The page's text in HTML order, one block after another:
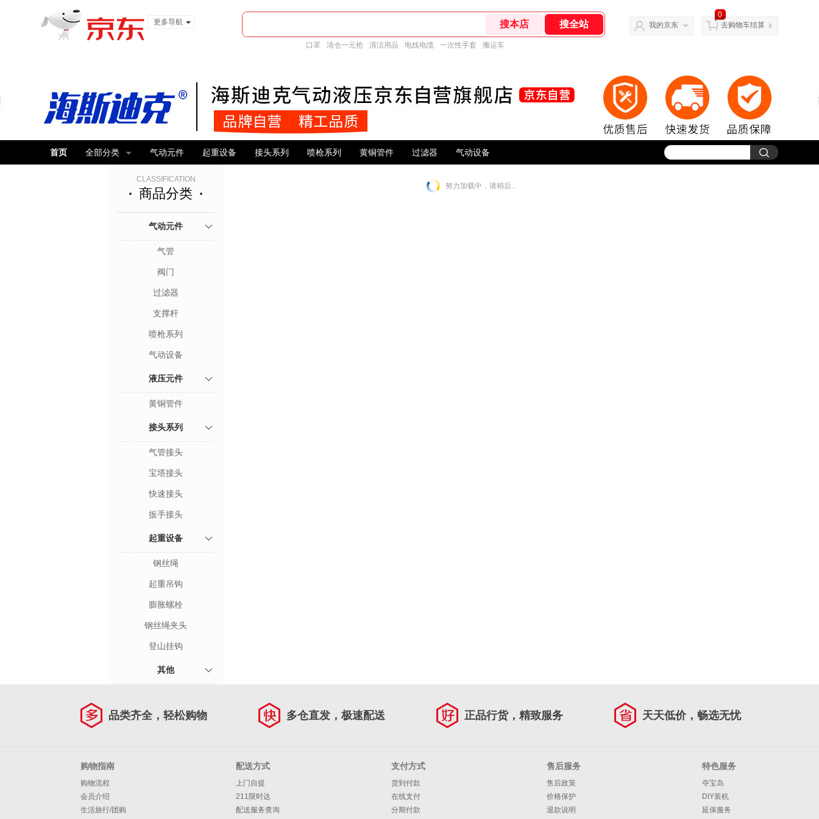
更多导航
口罩 清仓一元抢 清洁用品 电线电缆 一次性手套 搬运车
我的京东
0
去购物车结算
首页 全部分类 气动元件 起重设备 接头系列 喷枪系列 黄铜管件 过滤器 气动设备
CLASSIFICATION
商品分类
气动元件
气管
阀门
过滤器
支撑杆
喷枪系列
气动设备
液压元件
黄铜管件
接头系列
气管接头
宝塔接头
快速接头
扳手接头
起重设备
钢丝绳
起重吊钩
膨胀螺栓
钢丝绳夹头
登山挂钩
其他
努力加载中，请稍后...
品类齐全，轻松购物 多仓直发，极速配送 正品行货，精致服务 天天低价，畅选无忧
购物指南
购物流程
会员介绍
生活旅行/团购
配送方式
上门自提
211限时达
配送服务查询
支付方式
货到付款
在线支付
分期付款
售后服务
售后政策
价格保护
退款说明
特色服务
夺宝岛
DIY装机
延保服务